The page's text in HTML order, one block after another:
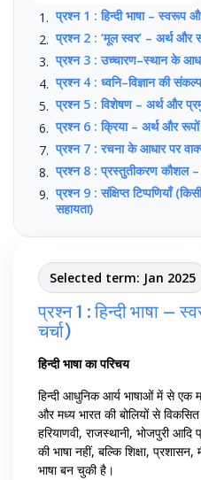
प्रश्न 1 : हिन्दी भाषा – स्वरूप
प्रश्न 2 : ‘मूल स्वर’ – अर्थ और
प्रश्न 3 : उच्चारण–स्थान के
प्रश्न 4 : ध्वनि–विज्ञान की
प्रश्न 5 : विशेषण – अर्थ और
प्रश्न 6 : क्रिया – अर्थ और
प्रश्न 7 : रचना के आधार पर
प्रश्न 8 : प्रस्तुतीकरण कौशल
प्रश्न 9 : संक्षिप्त टिप्पणियाँ
सहायता)
Selected term: Jan 2025
प्रश्न 1 : हिन्दी भाषा –
चर्चा)
हिन्दी भाषा का परिचय
हिन्दी आधुनिक आर्य भाषाओं में से एक
और मध्य भारत की बोलियों से
हरियाणवी, राजस्थानी, भोजपुरी
की भाषा नहीं, बल्कि शिक्षा,
भाषा बन चुकी है।